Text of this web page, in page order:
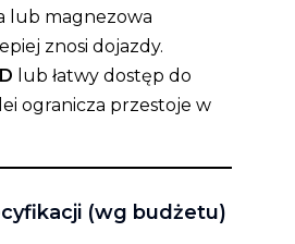
lub magnezowa
znosi dojazdy.
lub łatwy dostęp do
ogranicza przestoje w
(wg budżetu)